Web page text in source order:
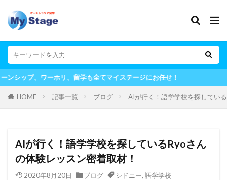
も全てマイステージにお任せ！
HOME 記事一覧 ブログ AIが行く！語学学校を探してい
AIが行く！語学学校を探しているRyoさん
の体験レッスン密着取材！
2020年8月20日 ブログ シドニー, 語学学校